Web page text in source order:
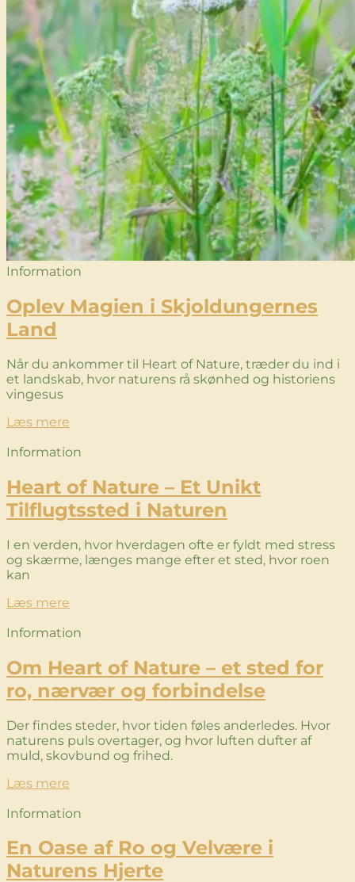
Information
Oplev Magien i Skjoldungernes
Land
Når du ankommer til Heart of Nature, træder du ind i
et landskab, hvor naturens rå skønhed og historiens
vingesus
Læs mere
Information
Heart of Nature – Et Unikt
Tilflugtssted i Naturen
I en verden, hvor hverdagen ofte er fyldt med stress
og skærme, længes mange efter et sted, hvor roen
kan
Læs mere
Information
Om Heart of Nature – et sted for
ro, nærvær og forbindelse
Der findes steder, hvor tiden føles anderledes. Hvor
naturens puls overtager, og hvor luften dufter af
muld, skovbund og frihed.
Læs mere
Information
En Oase af Ro og Velvære i
Naturens Hjerte